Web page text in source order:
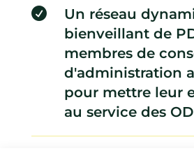

Un réseau
bienveillant de
membres de
d'administration
pour mettre leur
au service des